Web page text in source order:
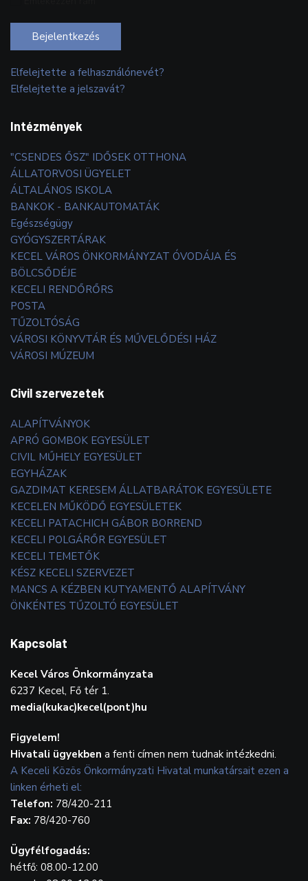
Bejelentkezés
Elfelejtette a felhasználónevét?
Elfelejtette a jelszavát?
Intézmények
"CSENDES ŐSZ" IDŐSEK OTTHONA
ÁLLATORVOSI ÜGYELET
ÁLTALÁNOS ISKOLA
BANKOK - BANKAUTOMATÁK
Egészségügy
GYÓGYSZERTÁRAK
KECEL VÁROS ÖNKORMÁNYZAT ÓVODÁJA ÉS
BÖLCSŐDÉJE
KECELI RENDŐRŐRS
POSTA
TŰZOLTÓSÁG
VÁROSI KÖNYVTÁR ÉS MŰVELŐDÉSI HÁZ
VÁROSI MÚZEUM
Civil szervezetek
ALAPÍTVÁNYOK
APRÓ GOMBOK EGYESÜLET
CIVIL MŰHELY EGYESÜLET
EGYHÁZAK
GAZDIMAT KERESEM ÁLLATBARÁTOK EGYESÜLETE
KECELEN MŰKÖDŐ EGYESÜLETEK
KECELI PATACHICH GÁBOR BORREND
KECELI POLGÁRŐR EGYESÜLET
KECELI TEMETŐK
KÉSZ KECELI SZERVEZET
MANCS A KÉZBEN KUTYAMENTŐ ALAPÍTVÁNY
ÖNKÉNTES TŰZOLTÓ EGYESÜLET
Kapcsolat
Kecel Város Önkormányzata
6237 Kecel, Fő tér 1.
media(kukac)kecel(pont)hu
Figyelem!
Hivatali ügyekben a fenti címen nem tudnak intézkedni.
A Keceli Közös Önkormányzati Hivatal munkatársait ezen a
linken érheti el:
Telefon: 78/420-211
Fax: 78/420-760
Ügyfélfogadás:
hétfő: 08.00-12.00